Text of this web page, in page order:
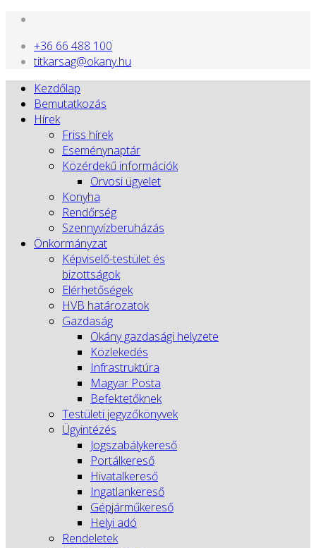
+36 66 488 100
titkarsag@okany.hu
Kezdőlap
Bemutatkozás
Hírek
Friss hírek
Eseménynaptár
Közérdekű információk
Orvosi ügyelet
Konyha
Rendőrség
Szennyvízberuházás
Önkormányzat
Képviselő-testület és
bizottságok
Elérhetőségek
HVB határozatok
Gazdaság
Okány gazdasági helyzete
Közlekedés
Infrastruktúra
Magyar Posta
Befektetőknek
Testületi jegyzőkönyvek
Ügyintézés
Jogszabálykereső
Portálkereső
Hivatalkereső
Ingatlankereső
Gépjárműkereső
Helyi adó
Rendeletek